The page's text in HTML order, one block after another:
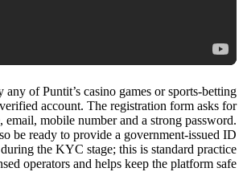
of Puntit’s casino games or sports‑betting
account. The registration form asks for
email, mobile number and a strong password.
be ready to provide a government‑issued ID
the KYC stage; this is standard practice
operators and helps keep the platform safe.